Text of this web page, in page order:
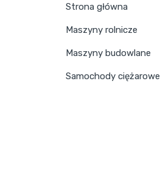
Strona główna
Maszyny rolnicze
Maszyny budowlane
Samochody ciężarowe